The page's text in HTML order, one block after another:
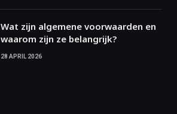
Wat zijn algemene voorwaarden en
waarom zijn ze belangrijk?
28 APRIL 2026